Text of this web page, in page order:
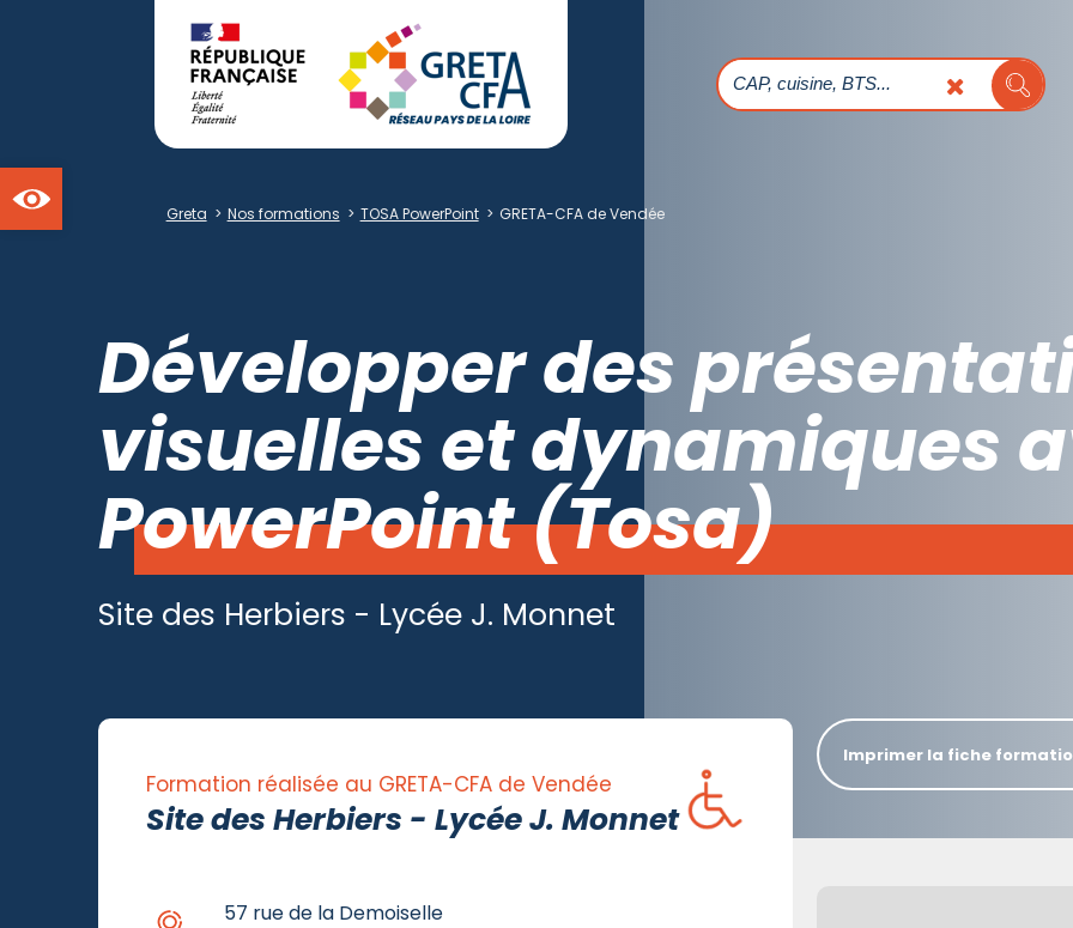
Greta > Nos formations > TOSA PowerPoint > GRETA-CFA de Vendée
Développer des
visuelles et dynamiques
PowerPoint (Tosa)
Site des Herbiers - Lycée J. Monnet
Formation réalisée au GRETA-CFA de Vendée
Site des Herbiers - Lycée J. Monnet
57 rue de la Demoiselle
Imprimer la fiche
Ouvrir la barre d'outils